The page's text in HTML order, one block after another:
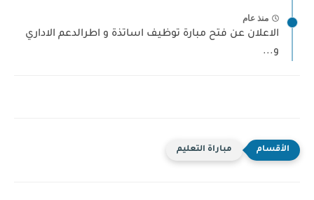
منذ عام
الاعلان عن فتح مبارة توظيف اساتذة و اطرالدعم الاداري
و...
مباراة التعليم